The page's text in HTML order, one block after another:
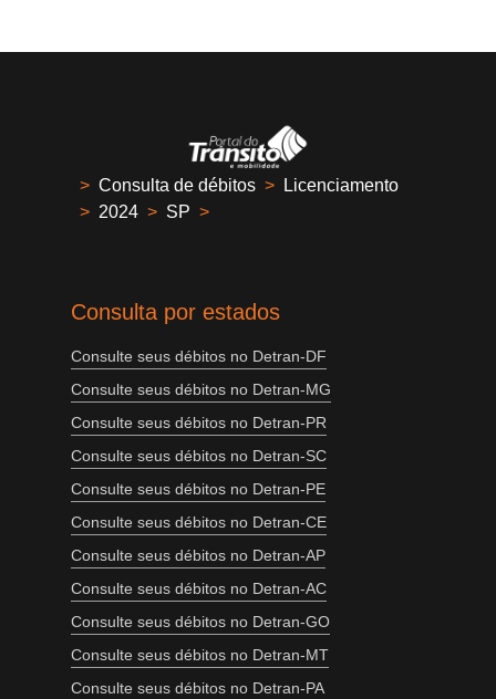
> Consulta de débitos >
Licenciamento
> 2024 > SP >
Consulta por estados
Consulte seus débitos no Detran-DF
Consulte seus débitos no Detran-MG
Consulte seus débitos no Detran-PR
Consulte seus débitos no Detran-SC
Consulte seus débitos no Detran-PE
Consulte seus débitos no Detran-CE
Consulte seus débitos no Detran-AP
Consulte seus débitos no Detran-AC
Consulte seus débitos no Detran-GO
Consulte seus débitos no Detran-MT
Consulte seus débitos no Detran-PA